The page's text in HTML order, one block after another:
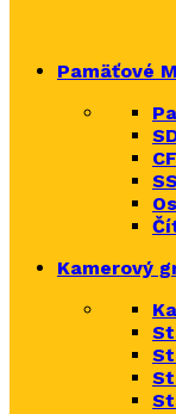
Pamäťové
Kamerový